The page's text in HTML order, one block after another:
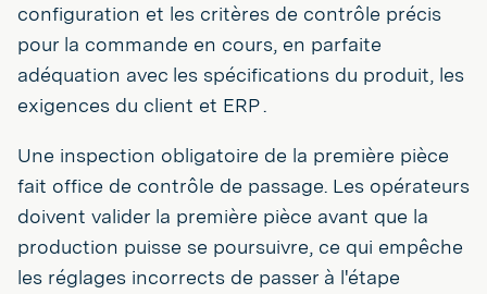
configuration et les critères de contrôle précis
pour la commande en cours, en parfaite
adéquation avec les spécifications du produit, les
exigences du client et ERP .
Une inspection obligatoire de la première pièce
fait office de contrôle de passage. Les opérateurs
doivent valider la première pièce avant que la
production puisse se poursuivre, ce qui empêche
les réglages incorrects de passer à l'étape